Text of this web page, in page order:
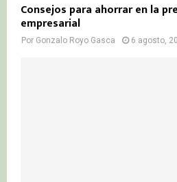
Consejos para ahorrar en la
empresarial
Por Gonzalo Royo Gasca 6 agosto,